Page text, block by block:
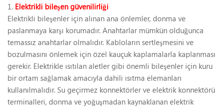
1. Elektrikli bileşen güvenilirliği
Elektrikli bileşenler için alınan ana önlemler, donma ve
paslanmaya karşı korumadır. Anahtarlar mümkün olduğunca
temassız anahtarlar olmalıdır. Kabloların sertleşmesini ve
bozulmasını önlemek için özel kauçuk kaplamalarla kaplanması
gerekir. Elektrikle ısıtılan aletler gibi önemli bileşenler için kuru
bir ortam sağlamak amacıyla dahili ısıtma elemanları
kullanılmalıdır. Su geçirmez konnektörler ve elektrik konnektörü
terminalleri, donma ve yoğuşmadan kaynaklanan elektrik